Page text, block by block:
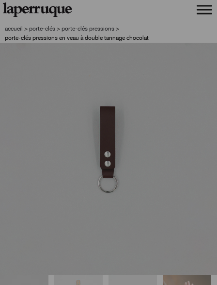
aller
navigation
aller
au
accueil > porte-clés > porte-clés pressions >
porte-clés pressions en veau à double tannage chocolat